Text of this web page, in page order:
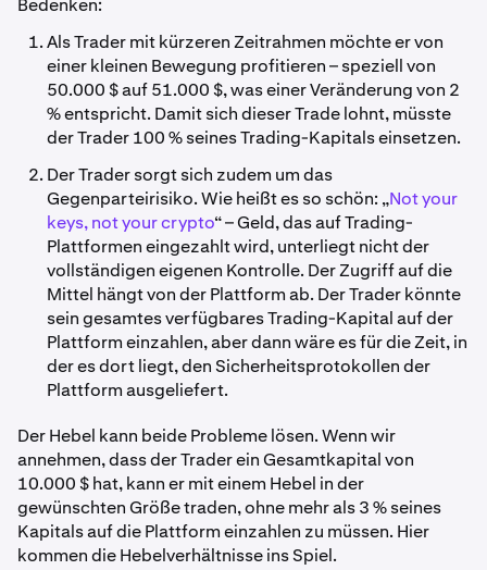
Bedenken:
Als Trader mit kürzeren Zeitrahmen möchte er von
einer kleinen Bewegung profitieren – speziell von
50.000 $ auf 51.000 $, was einer Veränderung von 2
% entspricht. Damit sich dieser Trade lohnt, müsste
der Trader 100 % seines Trading-Kapitals einsetzen.
Der Trader sorgt sich zudem um das
Gegenparteirisiko. Wie heißt es so schön: „Not your
keys, not your crypto“ – Geld, das auf Trading-
Plattformen eingezahlt wird, unterliegt nicht der
vollständigen eigenen Kontrolle. Der Zugriff auf die
Mittel hängt von der Plattform ab. Der Trader könnte
sein gesamtes verfügbares Trading-Kapital auf der
Plattform einzahlen, aber dann wäre es für die Zeit, in
der es dort liegt, den Sicherheitsprotokollen der
Plattform ausgeliefert.
Der Hebel kann beide Probleme lösen. Wenn wir
annehmen, dass der Trader ein Gesamtkapital von
10.000 $ hat, kann er mit einem Hebel in der
gewünschten Größe traden, ohne mehr als 3 % seines
Kapitals auf die Plattform einzahlen zu müssen. Hier
kommen die Hebelverhältnisse ins Spiel.